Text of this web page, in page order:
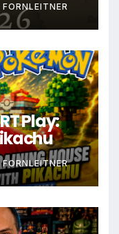
Play: